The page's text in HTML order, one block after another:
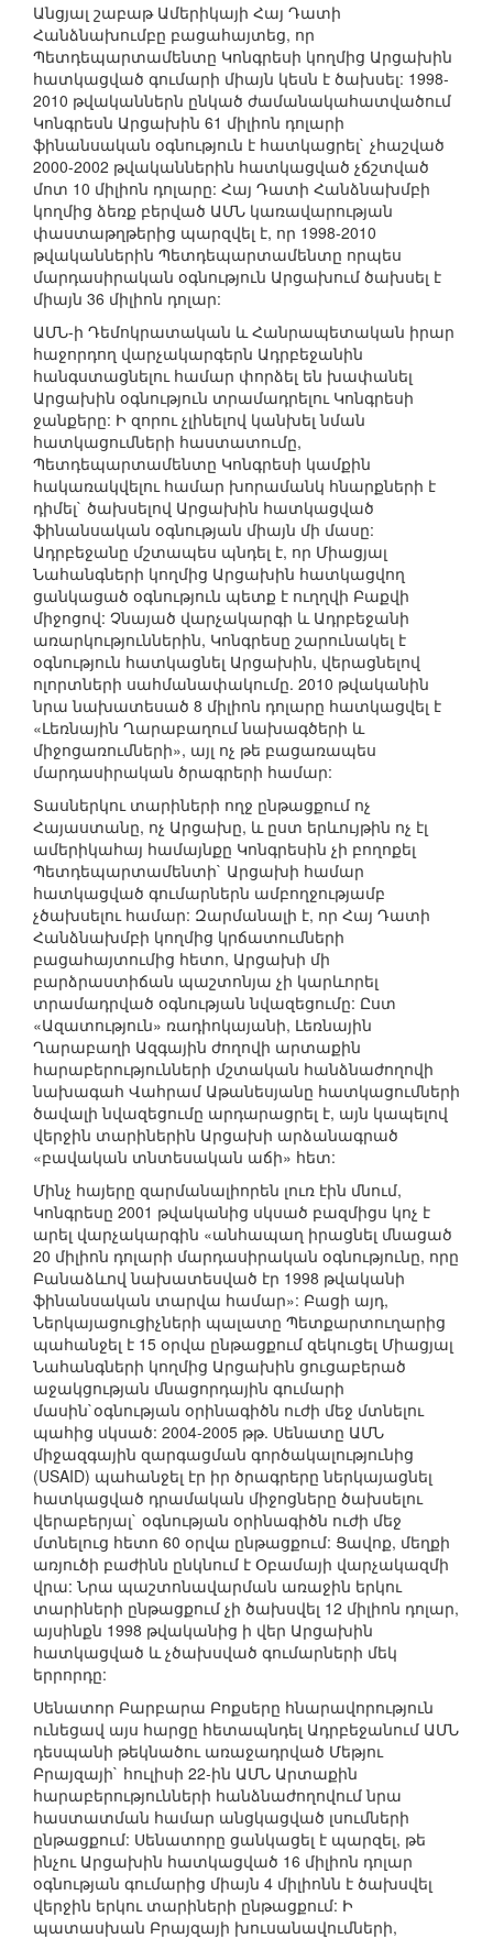
Անցյալ շաբաթ Ամերիկայի Հայ Դատի
Հանձնախումբը բացահայտեց, որ
Պետդեպարտամենտը Կոնգրեսի կողմից Արցախին
հատկացված գումարի միայն կեսն է ծախսել: 1998-
2010 թվականներն ընկած ժամանակահատվածում
Կոնգրեսն Արցախին 61 միլիոն դոլարի
ֆինանսական օգնություն է հատկացրել` չհաշված
2000-2002 թվականներին հատկացված չճշտված
մոտ 10 միլիոն դոլարը: Հայ Դատի Հանձնախմբի
կողմից ձեռք բերված ԱՄՆ կառավարության
փաստաթղթերից պարզվել է, որ 1998-2010
թվականներին Պետդեպարտամենտը որպես
մարդասիրական օգնություն Արցախում ծախսել է
միայն 36 միլիոն դոլար:
ԱՄՆ-ի Դեմոկրատական և Հանրապետական իրար
հաջորդող վարչակարգերն Ադրբեջանին
հանգստացնելու համար փորձել են խափանել
Արցախին օգնություն տրամադրելու Կոնգրեսի
ջանքերը: Ի զորու չլինելով կանխել նման
հատկացումների հաստատումը,
Պետդեպարտամենտը Կոնգրեսի կամքին
հակառակվելու համար խորամանկ հնարքների է
դիմել` ծախսելով Արցախին հատկացված
ֆինանսական օգնության միայն մի մասը:
Ադրբեջանը մշտապես պնդել է, որ Միացյալ
Նահանգների կողմից Արցախին հատկացվող
ցանկացած օգնություն պետք է ուղղվի Բաքվի
միջոցով: Չնայած վարչակարգի և Ադրբեջանի
առարկություններին, Կոնգրեսը շարունակել է
օգնություն հատկացնել Արցախին, վերացնելով
ոլորտների սահմանափակումը. 2010 թվականին
նրա նախատեսած 8 միլիոն դոլարը հատկացվել է
«Լեռնային Ղարաբաղում նախագծերի և
միջոցառումների», այլ ոչ թե բացառապես
մարդասիրական ծրագրերի համար:
Տասներկու տարիների ողջ ընթացքում ոչ
Հայաստանը, ոչ Արցախը, և ըստ երևույթին ոչ էլ
ամերիկահայ համայնքը Կոնգրեսին չի բողոքել
Պետդեպարտամենտի` Արցախի համար
հատկացված գումարներն ամբողջությամբ
չծախսելու համար: Զարմանալի է, որ Հայ Դատի
Հանձնախմբի կողմից կրճատումների
բացահայտումից հետո, Արցախի մի
բարձրաստիճան պաշտոնյա չի կարևորել
տրամադրված օգնության նվազեցումը: Ըստ
«Ազատություն» ռադիոկայանի, Լեռնային
Ղարաբաղի Ազգային ժողովի արտաքին
հարաբերությունների մշտական հանձնաժողովի
նախագահ Վահրամ Աթանեսյանը հատկացումների
ծավալի նվազեցումը արդարացրել է, այն կապելով
վերջին տարիներին Արցախի արձանագրած
«բավական տնտեսական աճի» հետ:
Մինչ հայերը զարմանալիորեն լուռ էին մնում,
Կոնգրեսը 2001 թվականից սկսած բազմիցս կոչ է
արել վարչակարգին «անհապաղ իրացնել մնացած
20 միլիոն դոլարի մարդասիրական օգնությունը, որը
Բանաձևով նախատեսված էր 1998 թվականի
ֆինանսական տարվա համար»: Բացի այդ,
Ներկայացուցիչների պալատը Պետքարտուղարից
պահանջել է 15 օրվա ընթացքում զեկուցել Միացյալ
Նահանգների կողմից Արցախին ցուցաբերած
աջակցության մնացորդային գումարի
մասին`օգնության օրինագիծն ուժի մեջ մտնելու
պահից սկսած: 2004-2005 թթ. Սենատը ԱՄՆ
միջազգային զարգացման գործակալությունից
(USAID) պահանջել էր իր ծրագրերը ներկայացնել
հատկացված դրամական միջոցները ծախսելու
վերաբերյալ` օգնության օրինագիծն ուժի մեջ
մտնելուց հետո 60 օրվա ընթացքում: Ցավոք, մեղքի
առյուծի բաժինն ընկնում է Օբամայի վարչակազմի
վրա: Նրա պաշտոնավարման առաջին երկու
տարիների ընթացքում չի ծախսվել 12 միլիոն դոլար,
այսինքն 1998 թվականից ի վեր Արցախին
հատկացված և չծախսված գումարների մեկ
երրորդը:
Սենատոր Բարբարա Բոքսերը հնարավորություն
ունեցավ այս հարցը հետապնդել Ադրբեջանում ԱՄՆ
դեսպանի թեկնածու առաջադրված Մեթյու
Բրայզայի` հուլիսի 22-ին ԱՄՆ Արտաքին
հարաբերությունների հանձնաժողովում նրա
հաստատման համար անցկացված լսումների
ընթացքում: Սենատորը ցանկացել է պարզել, թե
ինչու Արցախին հատկացված 16 միլիոն դոլար
օգնության գումարից միայն 4 միլիոնն է ծախսվել
վերջին երկու տարիների ընթացքում: Ի
պատասխան Բրայզայի խուսանավումների,